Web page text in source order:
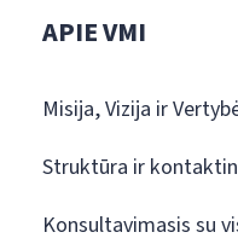
APIE VMI
Misija, Vizija ir
Struktūra ir
Konsultavimasis su